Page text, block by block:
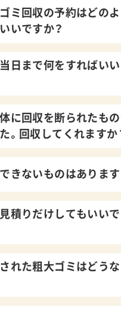
ミ回収の予約はどの
いですか？
日まで何をすればい
に回収を断られたも
。回収してくれますか
きないものはあります
積りだけしてもいい
れた粗大ゴミはどう